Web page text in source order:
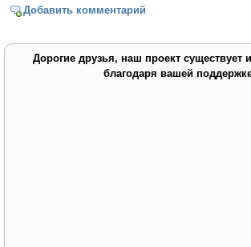
Добавить комментарий
Дорогие друзья, наш проект существует
благодаря вашей